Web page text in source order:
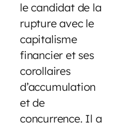
le candidat de la
rupture avec le
capitalisme
financier et ses
corollaires
d’accumulation
et de
concurrence. Il a